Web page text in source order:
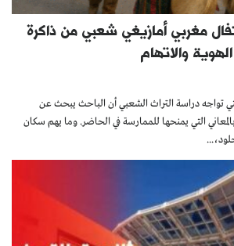
مغربي أمازيغي شعبي من ذاكرة
والاتهام
تواجه دراسة التراث الشعبي أن الباحث يبحث عن
التي يمنحها للممارسة في الحاضر. وما يهم سكان